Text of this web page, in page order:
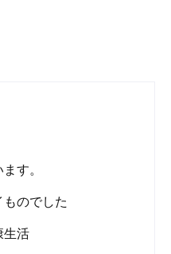
す。
のでした
生活